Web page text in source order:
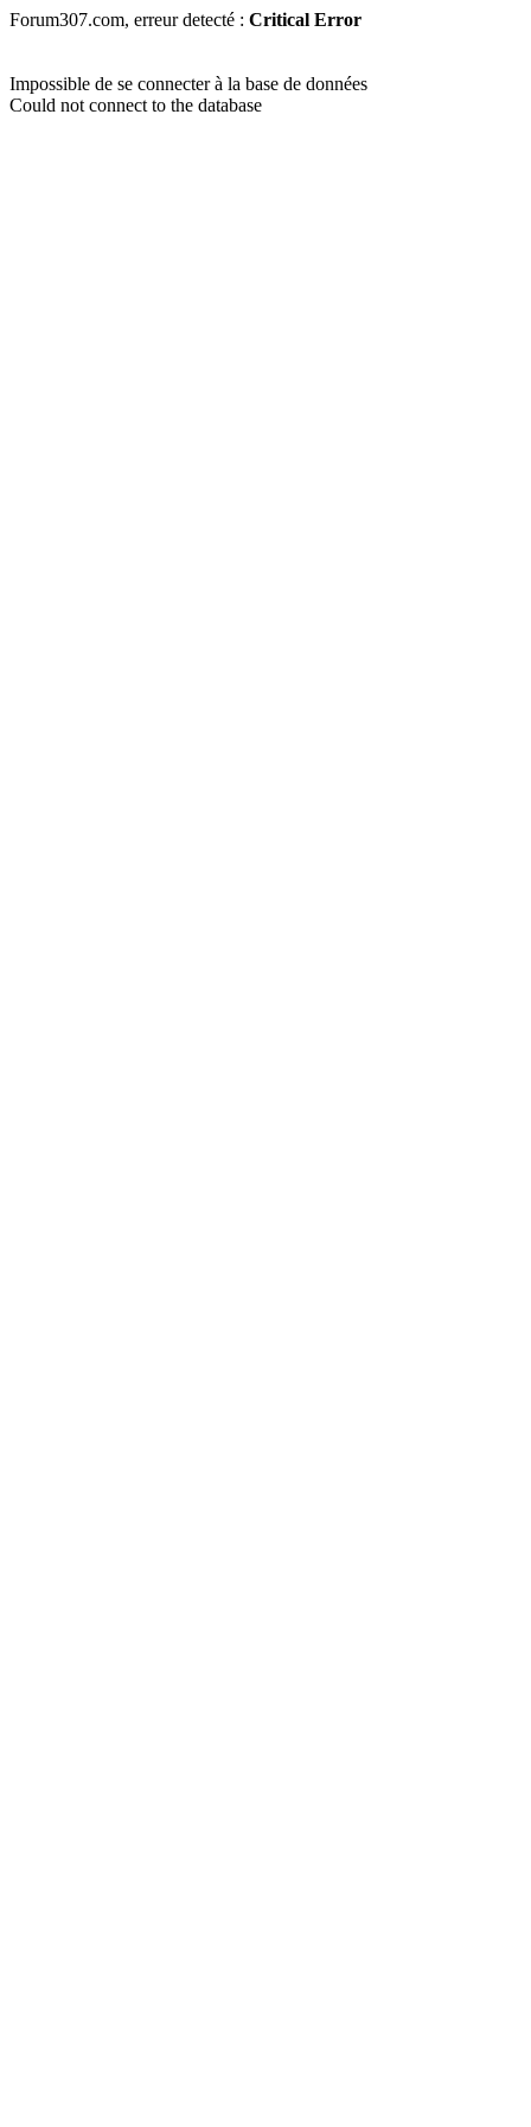
Forum307.com, erreur detecté : Critical Error
Impossible de se connecter à la base de données
Could not connect to the database